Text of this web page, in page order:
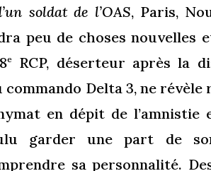
soldat de l’OAS, Paris,
peu de choses nouvelles
eRCP, déserteur après la
commando Delta 3, ne
en dépit de l’amnistie
garder une part de
sa personnalité.